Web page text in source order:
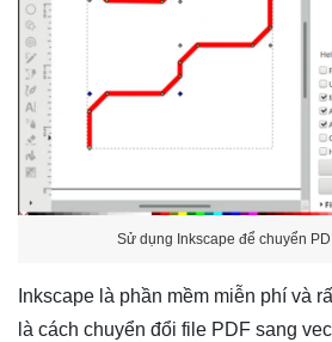
Sử dụng Inkscape để chuyển
Inkscape là phần mềm miễn phí và
là cách chuyển đổi file PDF sang